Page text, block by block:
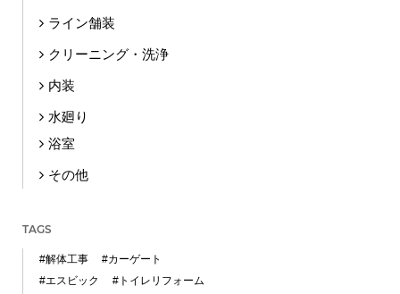
ライン舗装
クリーニング・洗浄
内装
水廻り
浴室
その他
TAGS
#解体工事
#カーゲート
#エスビック
#トイレリフォーム